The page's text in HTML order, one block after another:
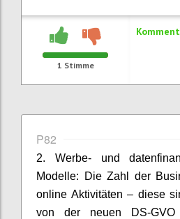
1 Stimme
P82
2. Werbe- und
Modelle: Die Zahl der
online Aktivitäten – diese
von der neuen DS-